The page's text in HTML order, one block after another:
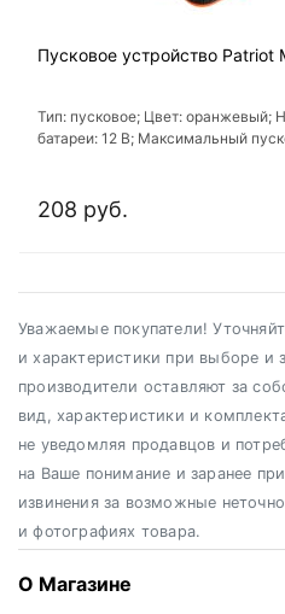
Пусковое устройство Patriot
Тип: пусковое; Цвет: оранжевый;
батареи: 12 В; Максимальный
208 руб.
Уважаемые покупатели!
и характеристики при выборе и
производители оставляют за
вид, характеристики и
не уведомляя продавцов и
на Ваше понимание и заранее
извинения за возможные
и фотографиях товара.
О Магазине